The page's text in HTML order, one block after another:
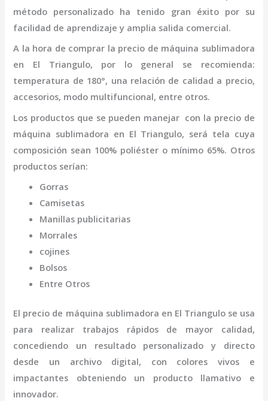
método personalizado ha tenido gran éxito por su
facilidad de aprendizaje y amplia salida comercial.
A la hora de comprar la precio de máquina sublimadora
en El Triangulo, por lo general se recomienda:
temperatura de 180°, una relación de calidad a precio,
accesorios, modo multifuncional, entre otros.
Los productos que se pueden manejar con la precio de
máquina sublimadora en El Triangulo, será tela cuya
composición sean 100% poliéster o mínimo 65%. Otros
productos serían:
Gorras
Camisetas
Manillas publicitarias
Morrales
cojines
Bolsos
Entre Otros
El precio de máquina sublimadora en El Triangulo se usa
para realizar trabajos rápidos de mayor calidad,
concediendo un resultado personalizado y directo
desde un archivo digital, con colores vivos e
impactantes obteniendo un producto llamativo e
innovador.